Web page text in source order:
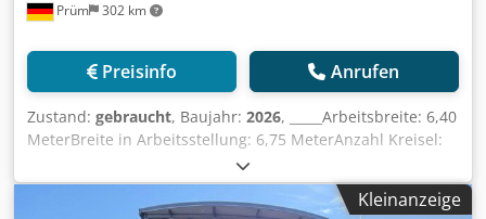
Prüm 302 km
Preisinfo Anrufen
Zustand: gebraucht, Baujahr: 2026, _____Arbeitsbreite: 6,40
MeterBreite in Arbeitsstellung: 6,75 MeterAnzahl Kreisel:
6Anzahl Zinkenarme pro Kreisel 6Transportbreitee: 2,95
MeterTransporthöhe: 3,30 MeterZetten am Feldrand:
durch manuelle Schrägstellung der RäderGrasabweiser
Kleinanzeige